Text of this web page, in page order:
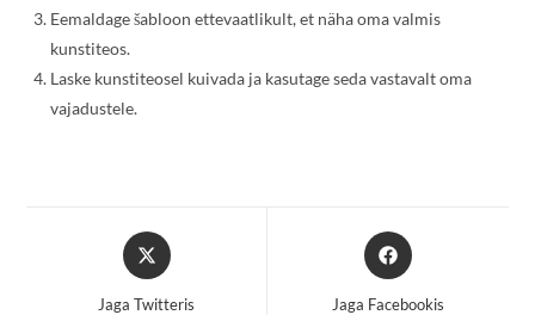
Eemaldage šabloon ettevaatlikult, et näha oma valmis
kunstiteos.
Laske kunstiteosel kuivada ja kasutage seda vastavalt oma
vajadustele.
Opens
in
Jaga Twitteris
Opens
in
Jaga Facebookis